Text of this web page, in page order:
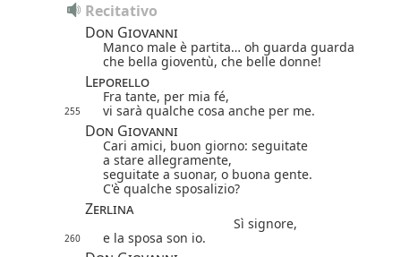
Recitativo
Don Giovanni
Manco male è partita… oh guarda guarda
che bella gioventù, che belle donne!
Leporello
Fra tante, per mia fé,
255 vi sarà qualche cosa anche per me.
Don Giovanni
Cari amici, buon giorno: seguitate
a stare allegramente,
seguitate a suonar, o buona gente.
C'è qualche sposalizio?
Zerlina
Sì signore,
260 e la sposa son io.